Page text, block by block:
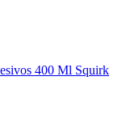
400 Ml Squirk